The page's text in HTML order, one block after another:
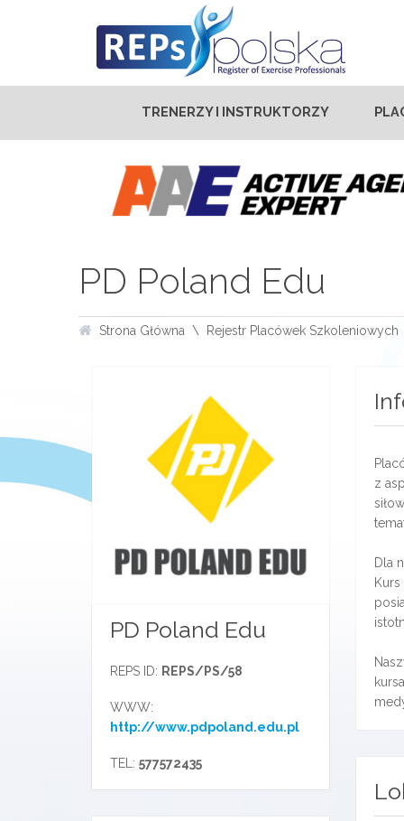
TRENERZY I INSTRUKTORZY
PD Poland Edu
Strona Główna Rejestr Placówek Szkoleniowych
PD Poland Edu
REPS ID: REPS/PS/58
WWW:
http://www.pdpoland.edu.pl
TEL: 577572435
z
Dla